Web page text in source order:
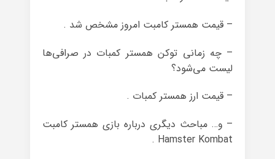
– قیمت همستر کامبت امروز مشخص شد .
– چه زمانی توکن همستر کمبات در صرافی‌ها
لیست می‌شود؟
– قیمت ارز همستر کمبات .
– و… مباحث دیگری درباره بازی همستر کامبت
Hamster Kombat .